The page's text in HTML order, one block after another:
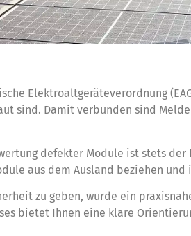
Elektroaltgeräteverordnung
sind. Damit verbunden sind
defekter Module ist stets
aus dem Ausland beziehen
zu geben, wurde ein
bietet Ihnen eine klare